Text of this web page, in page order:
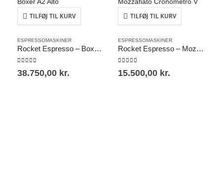
TILFØJ TIL KURV
ESPRESSOMASKINER
Rocket Espresso – Boxer A2 Alto
38.750,00 kr.
TILFØJ TIL KURV
ESPRESSOMASKINER
Rocket Espresso – Mozzafiato Cronometro V
15.500,00 kr.